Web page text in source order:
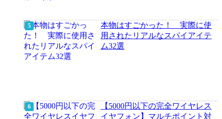
本物はすごかった！ 実際に使
用されたリアルなスパイアイテ
ム32選
【5000円以下の完全ワイヤレス
イヤフォン】マルチポイント対